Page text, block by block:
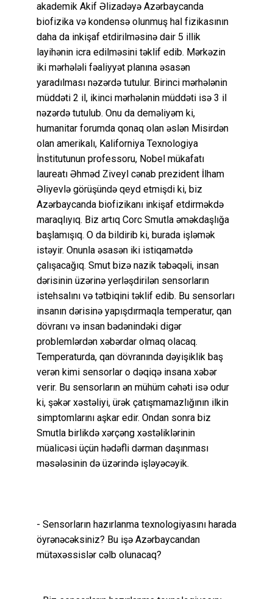
akademik Akif Əlizadəyə Azərbaycanda
biofizika və kondensə olunmuş hal fizikasının
daha da inkişaf etdirilməsinə dair 5 illik
layihənin icra edilməsini təklif edib. Mərkəzin
iki mərhələli fəaliyyət planına əsasən
yaradılması nəzərdə tutulur. Birinci mərhələnin
müddəti 2 il, ikinci mərhələnin müddəti isə 3 il
nəzərdə tutulub. Onu da deməliyəm ki,
humanitar forumda qonaq olan əslən Misirdən
olan amerikalı, Kaliforniya Texnologiya
İnstitutunun professoru, Nobel mükafatı
laureatı Əhməd Ziveyl cənab prezident İlham
Əliyevlə görüşündə qeyd etmişdi ki, biz
Azərbaycanda biofizikanı inkişaf etdirməkdə
maraqlıyıq. Biz artıq Corc Smutla əməkdaşlığa
başlamışıq. O da bildirib ki, burada işləmək
istəyir. Onunla əsasən iki istiqamətdə
çalışacağıq. Smut bizə nazik təbəqəli, insan
dərisinin üzərinə yerləşdirilən sensorların
istehsalını və tətbiqini təklif edib. Bu sensorları
insanın dərisinə yapışdırmaqla temperatur, qan
dövranı və insan bədənindəki digər
problemlərdən xəbərdar olmaq olacaq.
Temperaturda, qan dövranında dəyişiklik baş
verən kimi sensorlar o dəqiqə insana xəbər
verir. Bu sensorların ən mühüm cəhəti isə odur
ki, şəkər xəstəliyi, ürək çatışmamazlığının ilkin
simptomlarını aşkar edir. Ondan sonra biz
Smutla birlikdə xərçəng xəstəliklərinin
müalicəsi üçün hədəfli dərman daşınması
məsələsinin də üzərində işləyəcəyik.
- Sensorların hazırlanma texnologiyasını harada
öyrənəcəksiniz? Bu işə Azərbaycandan
mütəxəssislər cəlb olunacaq?